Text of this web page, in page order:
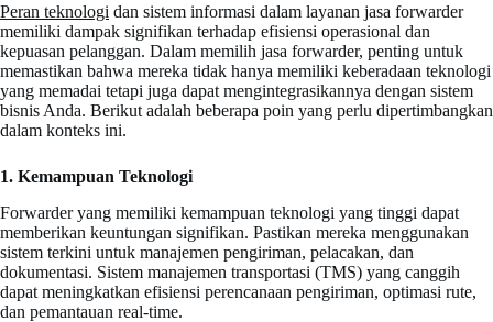
Peran teknologi dan sistem informasi dalam layanan jasa forwarder
memiliki dampak signifikan terhadap efisiensi operasional dan
kepuasan pelanggan. Dalam memilih jasa forwarder, penting untuk
memastikan bahwa mereka tidak hanya memiliki keberadaan teknologi
yang memadai tetapi juga dapat mengintegrasikannya dengan sistem
bisnis Anda. Berikut adalah beberapa poin yang perlu dipertimbangkan
dalam konteks ini.
1. Kemampuan Teknologi
Forwarder yang memiliki kemampuan teknologi yang tinggi dapat
memberikan keuntungan signifikan. Pastikan mereka menggunakan
sistem terkini untuk manajemen pengiriman, pelacakan, dan
dokumentasi. Sistem manajemen transportasi (TMS) yang canggih
dapat meningkatkan efisiensi perencanaan pengiriman, optimasi rute,
dan pemantauan real-time.